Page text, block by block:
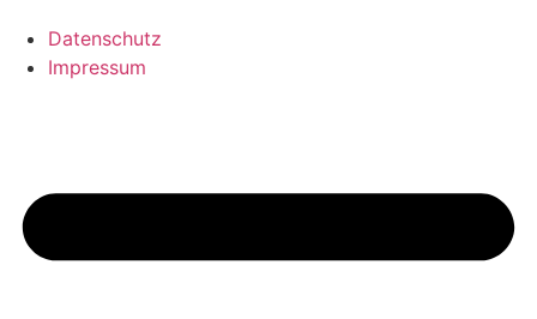
Datenschutz
Impressum